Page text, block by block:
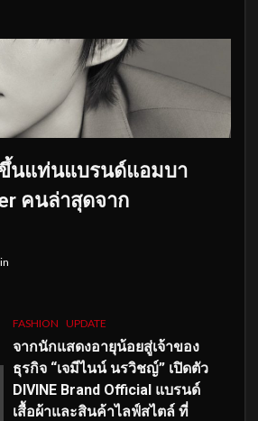
นแท่นแบรนด์แอมบา
คนล่าสุดจาก
FASHION UPDATE
จากนักแสดงอายุน้อยสู่เจ้าของ
ธุรกิจ “เจมีไนน์ นรวิชญ์” เปิดตัว
DIVINE Brand Official แบรนด์
เสื้อผ้าและสินค้าไลฟ์สไตล์ ที่